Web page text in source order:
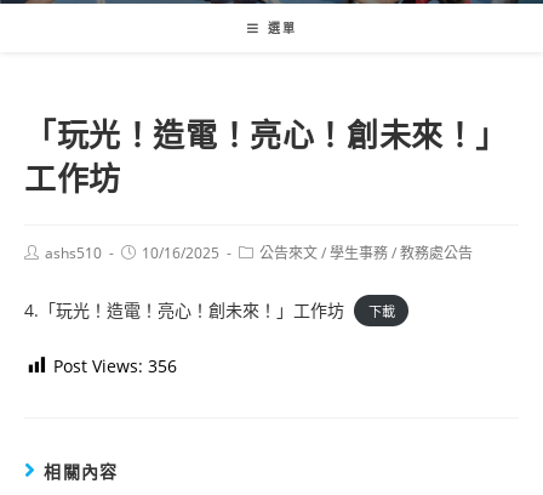
選單
「玩光！造電！亮心！創未來！」
工作坊
Postashs510
Post10/16/2025
Post公告來文/學生事務/教務處公告
4.「玩光！造電！亮心！創未來！」工作坊 下載
Post Views: 356
相關內容